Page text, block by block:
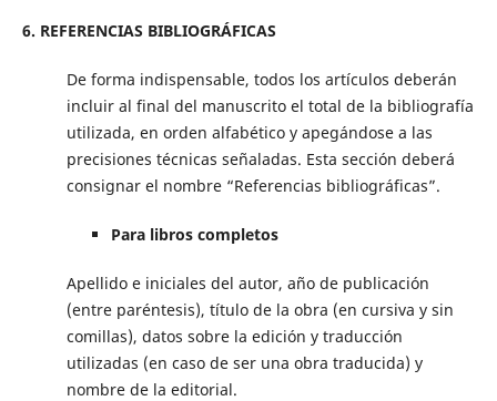
6. REFERENCIAS BIBLIOGRÁFICAS
De forma indispensable, todos los artículos deberán
incluir al final del manuscrito el total de la bibliografía
utilizada, en orden alfabético y apegándose a las
precisiones técnicas señaladas. Esta sección deberá
consignar el nombre “Referencias bibliográficas”.
Para libros completos
Apellido e iniciales del autor, año de publicación
(entre paréntesis), título de la obra (en cursiva y sin
comillas), datos sobre la edición y traducción
utilizadas (en caso de ser una obra traducida) y
nombre de la editorial.